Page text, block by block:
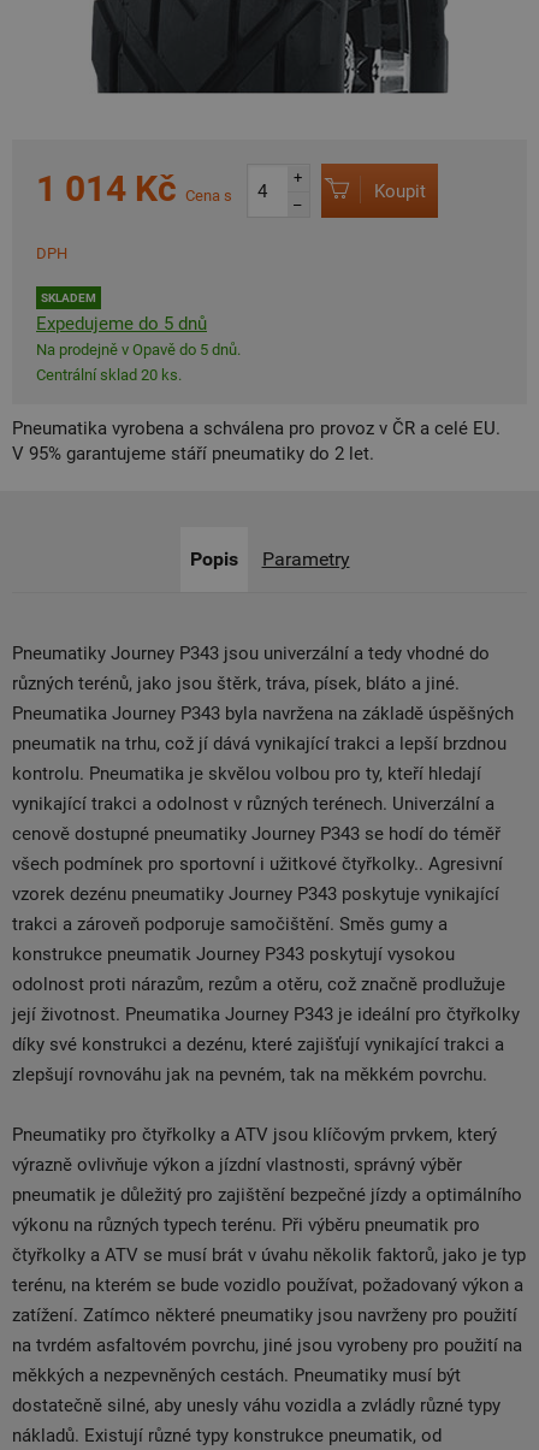
1 014 Kč Cena s
DPH
SKLADEM
Expedujeme do 5 dnů
Na prodejně v Opavě do 5 dnů.
Centrální sklad 20 ks.
+
–
Koupit
Pneumatika vyrobena a schválena pro provoz v ČR a celé EU.
V 95% garantujeme stáří pneumatiky do 2 let.
Popis Parametry
Pneumatiky Journey P343 jsou univerzální a tedy vhodné do
různých terénů, jako jsou štěrk, tráva, písek, bláto a jiné.
Pneumatika Journey P343 byla navržena na základě úspěšných
pneumatik na trhu, což jí dává vynikající trakci a lepší brzdnou
kontrolu. Pneumatika je skvělou volbou pro ty, kteří hledají
vynikající trakci a odolnost v různých terénech. Univerzální a
cenově dostupné pneumatiky Journey P343 se hodí do téměř
všech podmínek pro sportovní i užitkové čtyřkolky.. Agresivní
vzorek dezénu pneumatiky Journey P343 poskytuje vynikající
trakci a zároveň podporuje samočištění. Směs gumy a
konstrukce pneumatik Journey P343 poskytují vysokou
odolnost proti nárazům, rezům a otěru, což značně prodlužuje
její životnost. Pneumatika Journey P343 je ideální pro čtyřkolky
díky své konstrukci a dezénu, které zajišťují vynikající trakci a
zlepšují rovnováhu jak na pevném, tak na měkkém povrchu.
Pneumatiky pro čtyřkolky a ATV jsou klíčovým prvkem, který
výrazně ovlivňuje výkon a jízdní vlastnosti, správný výběr
pneumatik je důležitý pro zajištění bezpečné jízdy a optimálního
výkonu na různých typech terénu. Při výběru pneumatik pro
čtyřkolky a ATV se musí brát v úvahu několik faktorů, jako je typ
terénu, na kterém se bude vozidlo používat, požadovaný výkon a
zatížení. Zatímco některé pneumatiky jsou navrženy pro použití
na tvrdém asfaltovém povrchu, jiné jsou vyrobeny pro použití na
měkkých a nezpevněných cestách. Pneumatiky musí být
dostatečně silné, aby unesly váhu vozidla a zvládly různé typy
nákladů. Existují různé typy konstrukce pneumatik, od